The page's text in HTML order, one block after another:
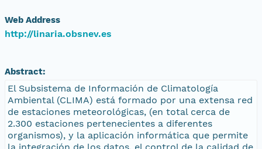
Web Address
http://linaria.obsnev.es
Abstract:
El Subsistema de Información de Climatología
Ambiental (CLIMA) está formado por una extensa red
de estaciones meteorológicas, (en total cerca de
2.300 estaciones pertenecientes a diferentes
organismos), y la aplicación informática que permite